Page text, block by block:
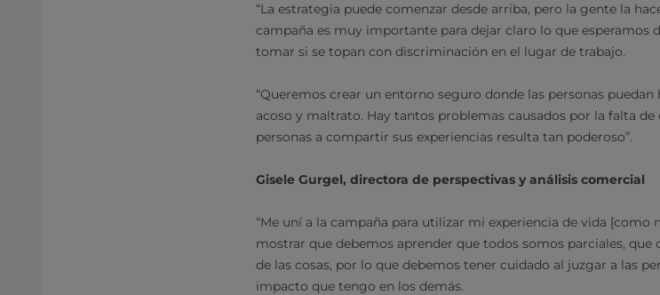
“La estrategia puede comenzar desde arriba, pero la gente la
campaña es muy importante para dejar claro lo que esperamos
tomar si se topan con discriminación en el lugar de trabajo.
“Queremos crear un entorno seguro donde las personas
acoso y maltrato. Hay tantos problemas causados por la falta
personas a compartir sus experiencias resulta tan poderoso”.
Gisele Gurgel, directora de perspectivas y análisis comercial
“Me uní a la campaña para utilizar mi experiencia de vida
mostrar que debemos aprender que todos somos parciales,
de las cosas, por lo que debemos tener cuidado al juzgar a las
impacto que tengo en los demás.